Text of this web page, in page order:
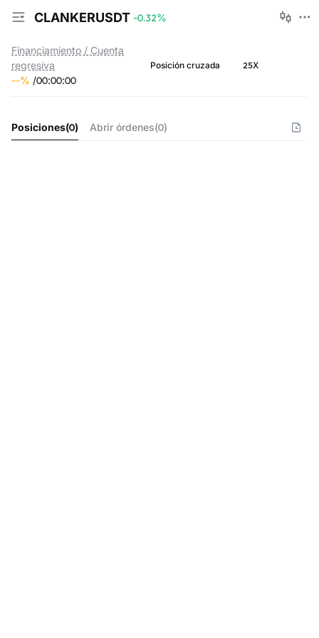
CLANKERUSDT -0.32%
Financiamiento / Cuenta
regresiva
--% /00:00:00
Posición cruzada 25X
Posiciones(0) Abrir órdenes(0)